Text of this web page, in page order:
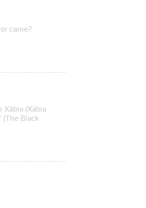
carne?
(Xábia
(The Black